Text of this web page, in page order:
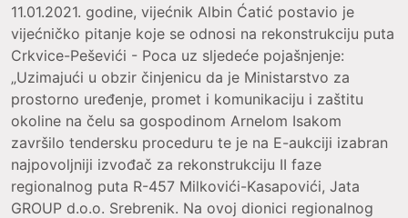
11.01.2021. godine, vijećnik Albin Ćatić postavio je
vijećničko pitanje koje se odnosi na rekonstrukciju puta
Crkvice-Peševići - Poca uz sljedeće pojašnjenje:
„Uzimajući u obzir činjenicu da je Ministarstvo za
prostorno uređenje, promet i komunikaciju i zaštitu
okoline na čelu sa gospodinom Arnelom Isakom
završilo tendersku proceduru te je na E-aukciji izabran
najpovoljniji izvođač za rekonstrukciju II faze
regionalnog puta R-457 Milkovići-Kasapovići, Jata
GROUP d.o.o. Srebrenik. Na ovoj dionici regionalnog